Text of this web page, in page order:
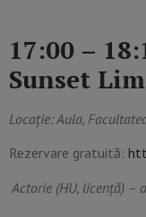
17:00 –
Sunset
Locație: Aula,
Rezervare gratuită:
Actorie (HU, licență) –